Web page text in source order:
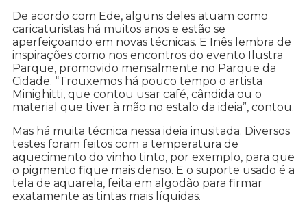
De acordo com Ede, alguns deles atuam como
caricaturistas há muitos anos e estão se
aperfeiçoando em novas técnicas. E Inês lembra de
inspirações como nos encontros do evento Ilustra
Parque, promovido mensalmente no Parque da
Cidade. “Trouxemos há pouco tempo o artista
Minighitti, que contou usar café, cândida ou o
material que tiver à mão no estalo da ideia”, contou.
Mas há muita técnica nessa ideia inusitada. Diversos
testes foram feitos com a temperatura de
aquecimento do vinho tinto, por exemplo, para que
o pigmento fique mais denso. E o suporte usado é a
tela de aquarela, feita em algodão para firmar
exatamente as tintas mais líquidas.